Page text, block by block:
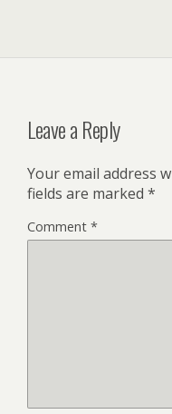
Leave a Reply
Your email address
fields are marked *
Comment *